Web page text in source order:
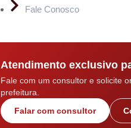
Fale Conosco
Atendimento exclusivo
Fale com um consultor e solicite
prefeitura.
Falar com consultor